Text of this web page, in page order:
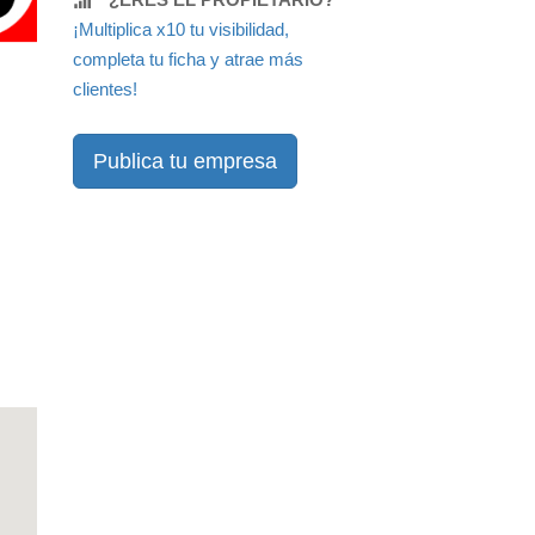
¡Multiplica x10 tu visibilidad,
completa tu ficha y atrae más
clientes!
Publica tu empresa